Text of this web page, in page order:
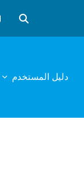
تبديل
دليل المستخدم